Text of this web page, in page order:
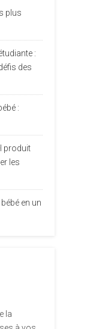
plus
:
des
:
produit
les
en un
la